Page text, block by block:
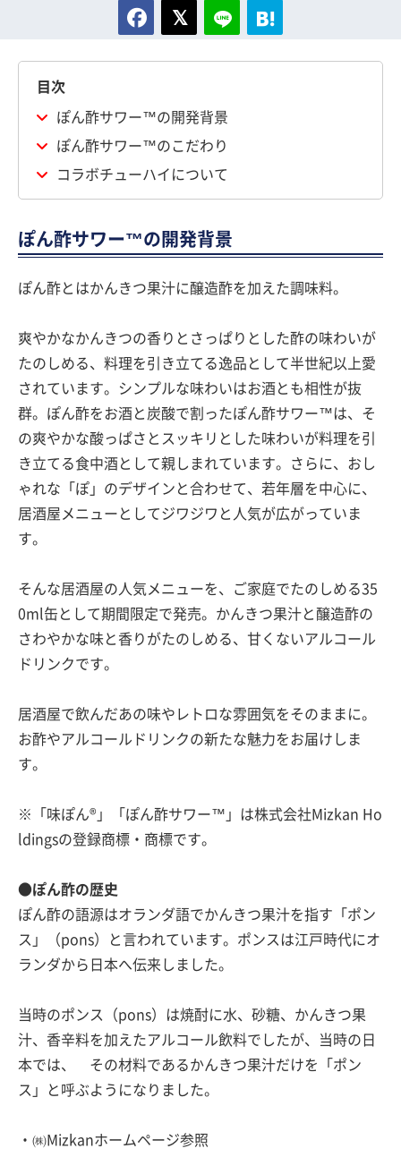
目次
ぽん酢サワー™の開発背景
ぽん酢サワー™のこだわり
コラボチューハイについて
ぽん酢サワー™の開発背景
ぽん酢とはかんきつ果汁に醸造酢を加えた調味料。
爽やかなかんきつの香りとさっぱりとした酢の味わいが
たのしめる、料理を引き立てる逸品として半世紀以上愛
されています。シンプルな味わいはお酒とも相性が抜
群。ぽん酢をお酒と炭酸で割ったぽん酢サワー™は、そ
の爽やかな酸っぱさとスッキリとした味わいが料理を引
き立てる食中酒として親しまれています。さらに、おし
ゃれな「ぽ」のデザインと合わせて、若年層を中心に、
居酒屋メニューとしてジワジワと人気が広がっていま
す。
そんな居酒屋の人気メニューを、ご家庭でたのしめる35
0ml缶として期間限定で発売。かんきつ果汁と醸造酢の
さわやかな味と香りがたのしめる、甘くないアルコール
ドリンクです。
居酒屋で飲んだあの味やレトロな雰囲気をそのままに。
お酢やアルコールドリンクの新たな魅力をお届けしま
す。
※「味ぽん®」「ぽん酢サワー™」は株式会社Mizkan Ho
ldingsの登録商標・商標です。
●ぽん酢の歴史
ぽん酢の語源はオランダ語でかんきつ果汁を指す「ポン
ス」（pons）と言われています。ポンスは江戸時代にオ
ランダから日本へ伝来しました。
当時のポンス（pons）は焼酎に水、砂糖、かんきつ果
汁、香辛料を加えたアルコール飲料でしたが、当時の日
本では、 その材料であるかんきつ果汁だけを「ポン
ス」と呼ぶようになりました。
・㈱Mizkanホームページ参照